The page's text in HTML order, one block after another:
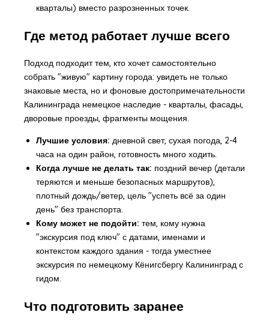
кварталы) вместо разрозненных точек.
Где метод работает лучше всего
Подход подходит тем, кто хочет самостоятельно
собрать "живую" картину города: увидеть не только
знаковые места, но и фоновые достопримечательности
Калининграда немецкое наследие- кварталы, фасады,
дворовые проезды, фрагменты мощения.
Лучшие условия: дневной свет, сухая погода, 2-4
часа на один район, готовность много ходить.
Когда лучше не делать так: поздний вечер (детали
теряются и меньше безопасных маршрутов),
плотный дождь/ветер, цель "успеть всё за один
день" без транспорта.
Кому может не подойти: тем, кому нужна
"экскурсия под ключ" с датами, именами и
контекстом каждого здания - тогда уместнее
экскурсия по немецкому Кёнигсбергу Калининград с
гидом.
Что подготовить заранее